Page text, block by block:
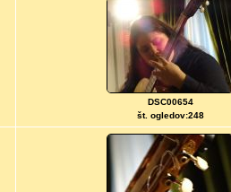
DSC00654
št. ogledov:248